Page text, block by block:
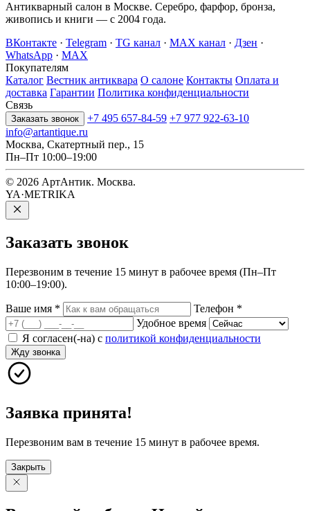
Антикварный салон в Москве. Серебро, фарфор, бронза,
живопись и книги — с 2004 года.
ВКонтакте · Telegram · TG канал · MAX канал · Дзен ·
WhatsApp · MAX
Покупателям
Каталог Вестник антиквара О салоне Контакты Оплата и
доставка Гарантии Политика конфиденциальности
Связь
Заказать звонок +7 495 657-84-59 +7 977 922-63-10
info@artantique.ru
Москва, Скатертный пер., 15
Пн–Пт 10:00–19:00
© 2026 АртАнтик. Москва.
YA·METRIKA
Заказать звонок
Перезвоним в течение 15 минут в рабочее время (Пн–Пт
10:00–19:00).
Ваше имя * Телефон *
Удобное время
Я согласен(-на) с политикой конфиденциальности
Жду звонка
Заявка принята!
Перезвоним вам в течение 15 минут в рабочее время.
Закрыть